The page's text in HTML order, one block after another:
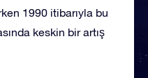
1990 itibarıyla bu
keskin bir artış